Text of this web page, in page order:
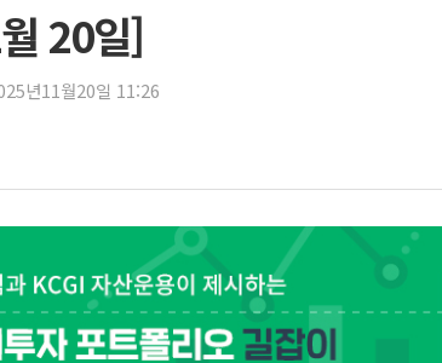
[종합] 이슬람 수니파 3국, '공동방위협정'
트럼프, 백신·자폐증 행정명령 검토…"이
美 항소법원, 백악관 무도회장 공사 중단
이란 핵심 원유 수출항 '하르그섬', 최근
美 고용 쇼크에 엔화 장중 급등…시장은 "
[AI MY 뉴스] 뉴욕 반도체주 프리뷰...美
뉴욕증시 프리뷰, 美 고용 쇼크에 금리 인
[종합] 美 7월 고용 2만3000명 감소 '쇼크
[사진] 이슬람 수니파 3개국, 공동방위협
뉴욕증시 개장 전 특징주...아틀라시안·
20일]
년11월20일 11:26